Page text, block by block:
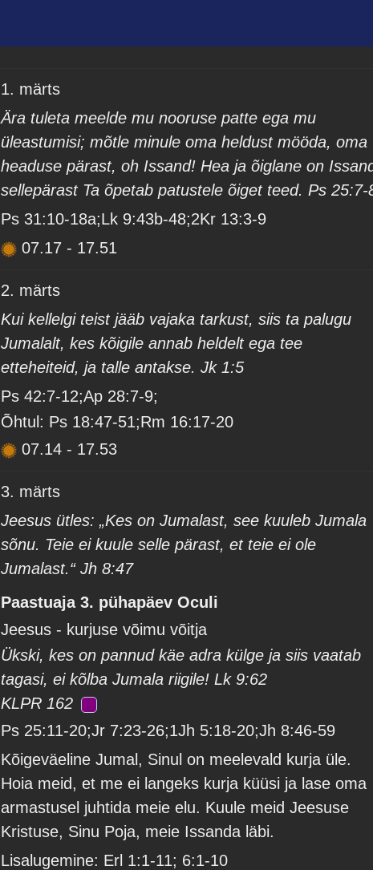
1. märts
Ära tuleta meelde mu nooruse patte ega mu
üleastumisi; mõtle minule oma heldust mööda, oma
headuse pärast, oh Issand! Hea ja õiglane on
sellepärast Ta õpetab patustele õiget teed. Ps 25:7-
Ps 31:10-18a;Lk 9:43b-48;2Kr 13:3-9
07.17 - 17.51
2. märts
Kui kellelgi teist jääb vajaka tarkust, siis ta palugu
Jumalalt, kes kõigile annab heldelt ega tee
etteheiteid, ja talle antakse. Jk 1:5
Ps 42:7-12;Ap 28:7-9;
Õhtul: Ps 18:47-51;Rm 16:17-20
07.14 - 17.53
3. märts
Jeesus ütles: „Kes on Jumalast, see kuuleb Jumala
sõnu. Teie ei kuule selle pärast, et teie ei ole
Jumalast.“ Jh 8:47
Paastuaja 3. pühapäev Oculi
Jeesus - kurjuse võimu võitja
Ükski, kes on pannud käe adra külge ja siis vaatab
tagasi, ei kõlba Jumala riigile! Lk 9:62
KLPR 162
Ps 25:11-20;Jr 7:23-26;1Jh 5:18-20;Jh 8:46-59
Kõigeväeline Jumal, Sinul on meelevald kurja üle.
Hoia meid, et me ei langeks kurja küüsi ja lase oma
armastusel juhtida meie elu. Kuule meid Jeesuse
Kristuse, Sinu Poja, meie Issanda läbi.
Lisalugemine: Erl 1:1-11; 6:1-10